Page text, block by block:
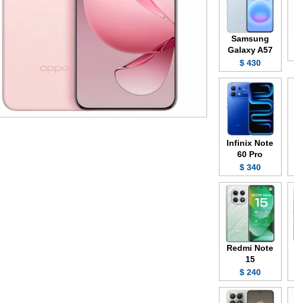
Samsung
Galaxy A57
430 $
Infinix Note
60 Pro
340 $
Redmi Note
15
240 $